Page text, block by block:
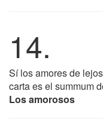
14.
Sí los amores de
carta es el summum
Los amorosos